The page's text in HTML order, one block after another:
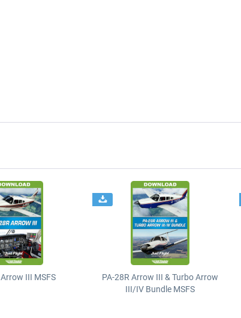
III MSFS
PA-28R Arrow III & Turbo Arrow
III/IV Bundle MSFS